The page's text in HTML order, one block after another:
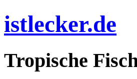
istlecker.de
Tropische